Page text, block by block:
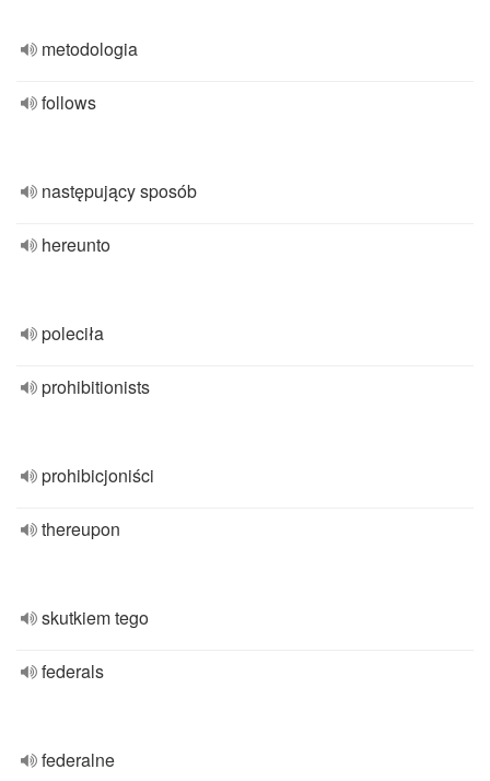
metodologia
follows
następujący sposób
hereunto
poleciła
prohibitionists
prohibicjoniści
thereupon
skutkiem tego
federals
federalne